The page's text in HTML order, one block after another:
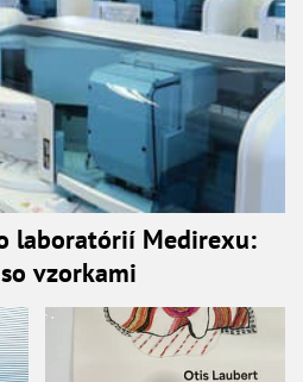
laboratórií Medirexu:
vzorkami